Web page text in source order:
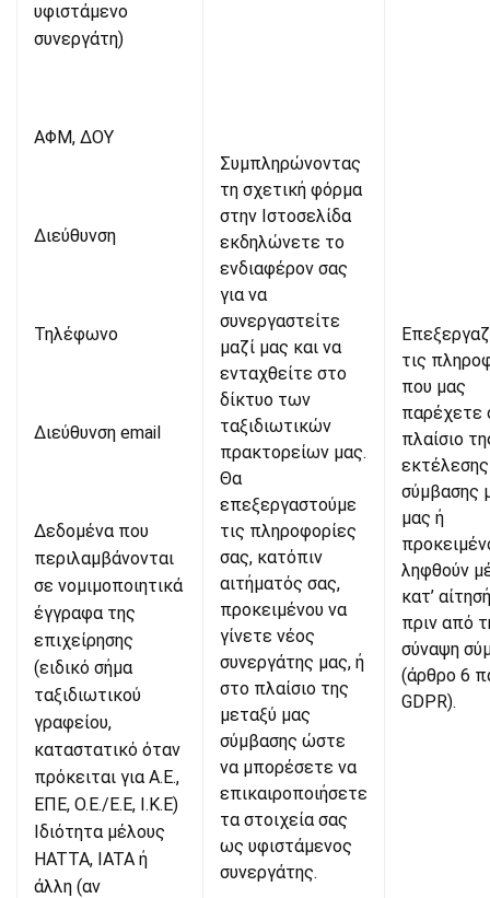
υφιστάμενο
συνεργάτη)
ΑΦΜ, ΔΟΥ
Διεύθυνση
Τηλέφωνο
Διεύθυνση email
Δεδομένα που
περιλαμβάνονται
σε νομιμοποιητικά
έγγραφα της
επιχείρησης
(ειδικό σήμα
ταξιδιωτικού
γραφείου,
καταστατικό όταν
πρόκειται για Α.Ε.,
ΕΠΕ, Ο.Ε./Ε.Ε, I.K.E)
Ιδιότητα μέλους
HATTA, IATA ή
άλλη (αν
Συμπληρώνοντας
τη σχετική φόρμα
στην Ιστοσελίδα
εκδηλώνετε το
ενδιαφέρον σας
για να
συνεργαστείτε
μαζί μας και να
ενταχθείτε στο
δίκτυο των
ταξιδιωτικών
πρακτορείων μας.
Θα
επεξεργαστούμε
τις πληροφορίες
σας, κατόπιν
αιτήματός σας,
προκειμένου να
γίνετε νέος
συνεργάτης μας, ή
στο πλαίσιο της
μεταξύ μας
σύμβασης ώστε
να μπορέσετε να
επικαιροποιήσετε
τα στοιχεία σας
ως υφιστάμενος
συνεργάτης.
τις
που μας
παρέχετε
πλαίσιο
εκτέλεσης
σύμβασης
μας ή
ληφθούν
κατ’
πριν από
σύναψη
(άρθρο 6
GDPR).